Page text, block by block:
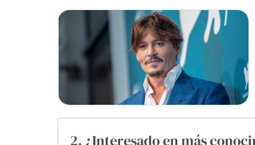
2. ¿Interesado en más